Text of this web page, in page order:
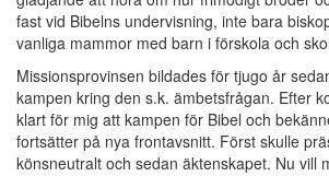
fast vid Bibelns undervisning, inte bara
vanliga mammor med barn i förskola och
Missionsprovinsen bildades för tjugo år
kampen kring den s.k. ämbetsfrågan. Efter
klart för mig att kampen för Bibel och
fortsätter på nya frontavsnitt. Först skulle
könsneutralt och sedan äktenskapet. Nu vill